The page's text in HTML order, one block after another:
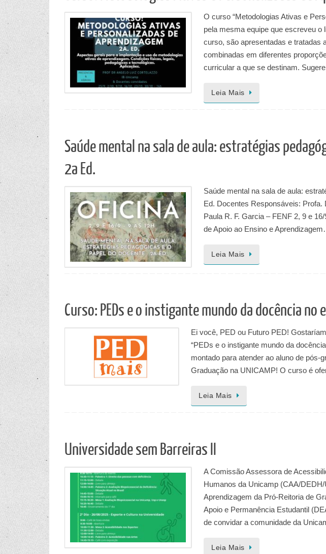
O curso “Metodologias Ativas e
pela mesma equipe que escreveu o
curso, são apresentadas e tratadas
combinadas em diferentes
curricular a que se destinam.
Leia Mais
Saúde mental na sala de aula: estratégias
2a Ed.
Saúde mental na sala de aula:
Ed. Docentes Responsáveis: Profa.
Paula R. F. Garcia – FENF 2, 9 e
de Apoio ao Ensino e
Leia Mais
Curso: PEDs e o instigante mundo da docência
Ei você, PED ou Futuro PED!
“PEDs e o instigante mundo da
montado para atender ao aluno de pós-
Graduação na UNICAMP! O curso é
Leia Mais
Universidade sem Barreiras II
A Comissão Assessora de
Humanos da Unicamp (CAA/
Aprendizagem da Pró-Reitoria de
Apoio e Permanência Estudantil
de convidar a comunidade da
Leia Mais